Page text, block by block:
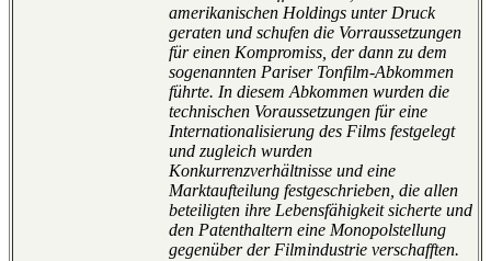
amerikanischen Holdings unter Druck
geraten und schufen die Vorraussetzungen
für einen Kompromiss, der dann zu dem
sogenannten Pariser Tonfilm-Abkommen
führte. In diesem Abkommen wurden die
technischen Voraussetzungen für eine
Internationalisierung des Films festgelegt
und zugleich wurden
Konkurrenzverhältnisse und eine
Marktaufteilung festgeschrieben, die allen
beteiligten ihre Lebensfähigkeit sicherte und
den Patenthaltern eine Monopolstellung
gegenüber der Filmindustrie verschafften.